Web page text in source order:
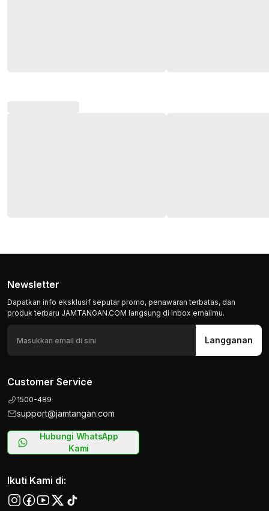
Newsletter
Dapatkan info eksklusif seputar promo, penawaran terbatas, dan
produk terbaru JAMTANGAN.COM langsung di inbox emailmu.
Langganan
Customer Service
1500-489
support@jamtangan.com
Hubungi WhatsApp
Kami
Ikuti Kami di: